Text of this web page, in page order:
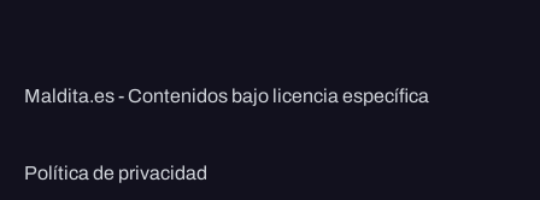
Maldita.es - Contenidos bajo licencia específica
Política de privacidad